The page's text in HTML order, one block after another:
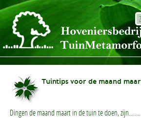
Tuintips voor de maand
Dingen de maand maart in de tuin te doen, zijn........